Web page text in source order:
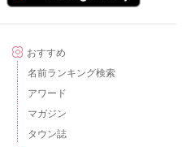
おすすめ
名前ランキング検索
アワード
マガジン
タウン誌